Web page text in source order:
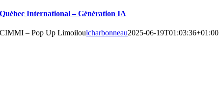
Québec International – Génération IA
CIMMI – Pop Up Limoiloulcharbonneau2025-06-19T01:03:36+01:00